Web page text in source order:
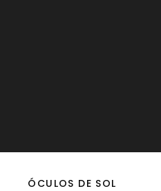
ÓCULOS DE SOL